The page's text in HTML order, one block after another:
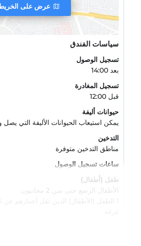
عرض على
سياسات الفندق
تسجيل الوصول
بعد 14:00
تسجيل المغادرة
قبل 12:00
حيوانات أليفة
يمكن استيعاب الحيوانات الأليفة التي يصل
التدخين
مناطق التدخين متوفرة
ساعات تسجيل الوصول
طفل (أطفال)
الأطفال الرضع حتى سن 2 مجانيون.